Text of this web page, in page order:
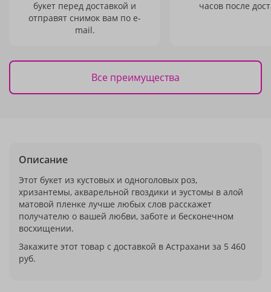
букет перед доставкой и
отправят снимок вам по e-
mail.
часов после
Все преимущества
Описание
Этот букет из кустовых и одноголовых роз,
хризантемы, акварельной гвоздики и эустомы в алой
матовой пленке лучше любых слов расскажет
получателю о вашей любви, заботе и бесконечном
восхищении.
Закажите этот товар с доставкой в Астрахани за 5 460
руб.